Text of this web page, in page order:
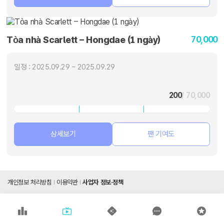
Tòa nhà Scarlett – Hongdae (1 ngày) 70,000
일정 : 2025.09.29 ~ 2025.09.29
200/ 70,000
상세보기 팬 기여도
개인정보 처리방침 이용약관 사업자 정보·정책